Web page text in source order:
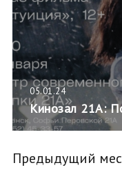
05.01.24
Кинозал 21А:
Предыдущий